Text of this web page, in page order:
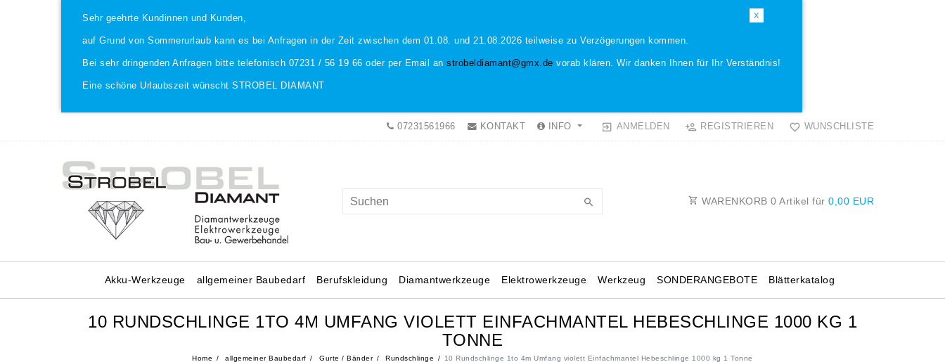
X
Sehr geehrte Kundinnen und Kunden,
auf Grund von Sommerurlaub kann es bei Anfragen in der Zeit zwischen dem 01.08. und 21.08.2026 teilweise zu Verzögerungen kommen.
Bei sehr dringenden Anfragen bitte telefonisch 07231 / 56 19 66 oder per Email an strobeldiamant@gmx.de vorab klären. Wir danken Ihnen für Ihr Verständnis!
Eine schöne Urlaubszeit wünscht STROBEL DIAMANT
07231561966 KONTAKT INFO ANMELDEN REGISTRIEREN WUNSCHLISTE
WARENKORB 0 Artikel für 0,00 EUR
Akku-Werkzeuge allgemeiner Baubedarf Berufskleidung Diamantwerkzeuge Elektrowerkzeuge Werkzeug Blätterkatalog
SONDERANGEBOTE
10 RUNDSCHLINGE 1TO 4M UMFANG VIOLETT EINFACHMANTEL HEBESCHLINGE 1000 KG 1
TONNE
Home allgemeiner Baubedarf Gurte / Bänder Rundschlinge 10 Rundschlinge 1to 4m Umfang violett Einfachmantel Hebeschlinge 1000 kg 1 Tonne